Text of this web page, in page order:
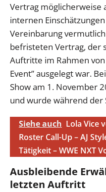
Vertrag möglicherweise
internen
Vereinbarung
befristeten Vertrag, der
Auftritte im Rahmen von
Event” ausgelegt war.
Show am 1. November
und wurde während der
Siehe auch Lola Vice
Roster Call-Up – AJ
Tätigkeit – WWE NXT
Ausbleibende
letzten Auftritt